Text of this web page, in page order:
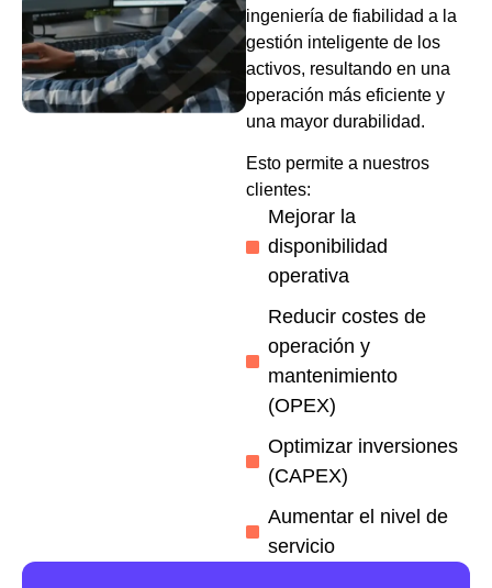
ingeniería de fiabilidad a la
gestión inteligente de los
activos, resultando en una
operación más eficiente y
una mayor durabilidad.
Esto permite a nuestros
clientes:
Mejorar la
disponibilidad
operativa
Reducir costes de
operación y
mantenimiento
(OPEX)
Optimizar inversiones
(CAPEX)
Aumentar el nivel de
servicio